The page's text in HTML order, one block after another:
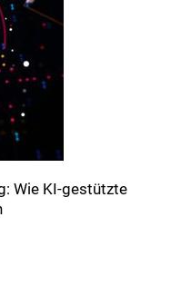
Wie KI-gestützte